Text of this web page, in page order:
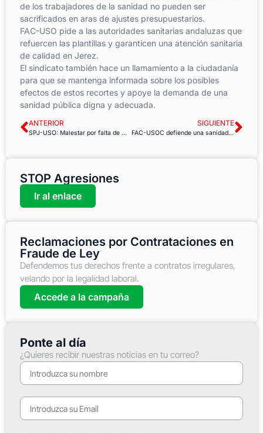
de los trabajadores de la sanidad no pueden ser
sacrificados en aras de ajustes presupuestarios.
FAC-USO pide a las autoridades sanitarias andaluzas que
refuercen las plantillas y garanticen una atención sanitaria
de calidad en Jerez.
El sindicato también hace un llamamiento a la ciudadanía
para que se mantenga informada sobre los posibles
efectos de estos recortes y apoye la demanda de una
sanidad pública digna y adecuada.
ANTERIOR
SPJ-USO: Malestar por falta de mejoras salariales en Andalucía
SIGUIENTE
FAC-USOC defiende una sanidad pública de calidad en Cataluña
STOP Agresiones
Ir al enlace
Reclamaciones por Contrataciones en
Fraude de Ley
Defendemos tus derechos frente a contratos irregulares,
velando por la legalidad laboral.
Accede a la campaña
Ponte al día
¿Quieres recibir nuestras noticias en tu correo?